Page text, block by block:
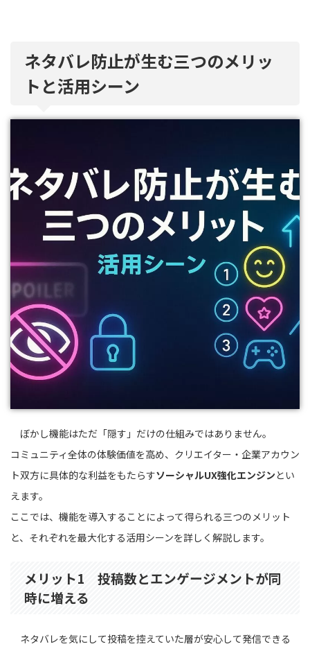
ネタバレ防止が生む三つのメリッ
トと活用シーン
ぼかし機能はただ「隠す」だけの仕組みではありません。
コミュニティ全体の体験価値を高め、クリエイター・企業アカウン
ト双方に具体的な利益をもたらすソーシャルUX強化エンジンとい
えます。
ここでは、機能を導入することによって得られる三つのメリット
と、それぞれを最大化する活用シーンを詳しく解説します。
メリット1 投稿数とエンゲージメントが同
時に増える
ネタバレを気にして投稿を控えていた層が安心して発信できる